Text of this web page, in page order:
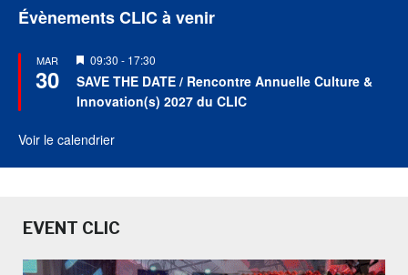
Évènements CLIC à venir
MAR
30
Mis
en
avant
09:30 - 17:30
SAVE THE DATE / Rencontre Annuelle Culture &
Innovation(s) 2027 du CLIC
Voir le calendrier
EVENT CLIC